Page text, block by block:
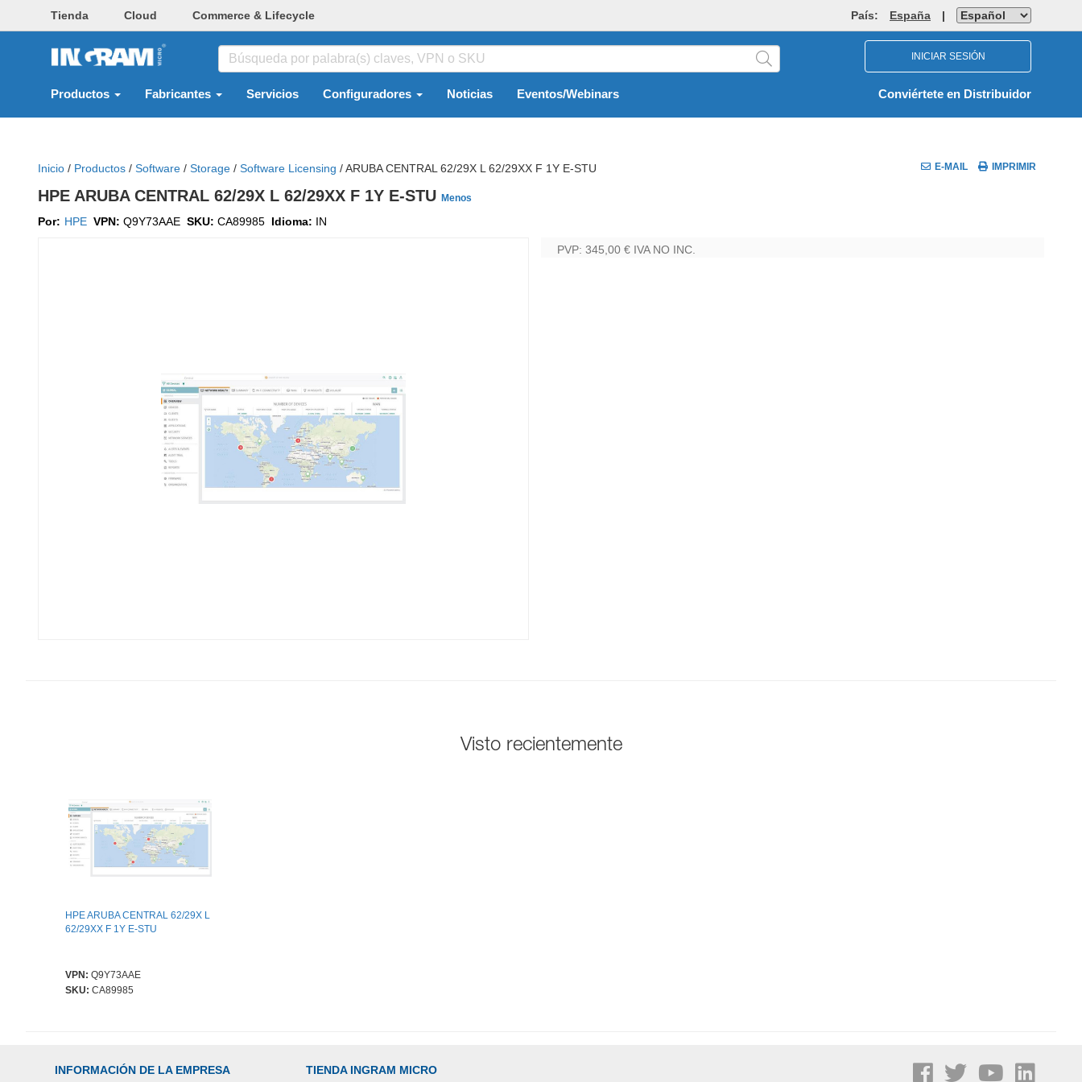
Tienda Cloud Commerce & Lifecycle País: España |
INICIAR SESIÓN
Productos Fabricantes Servicios Configuradores Noticias Eventos/Webinars Conviértete en Distribuidor
Inicio / Productos / Software / Storage / Software Licensing /ARUBA CENTRAL 62/29X L 62/29XX F 1Y E-STU E-MAIL IMPRIMIR
HPE ARUBA CENTRAL 62/29X L 62/29XX F 1Y E-STU Menos
Por: HPE VPN: Q9Y73AAE SKU: CA89985 Idioma: IN
PVP: 345,00 € IVA NO INC.
Visto recientemente
HPE ARUBA CENTRAL 62/29X L
62/29XX F 1Y E-STU
VPN: Q9Y73AAE
SKU: CA89985
INFORMACIÓN DE LA EMPRESA TIENDA INGRAM MICRO